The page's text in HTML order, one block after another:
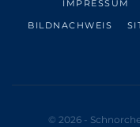
IMPRESSUM
BILDNACHWEIS
© 2026 -